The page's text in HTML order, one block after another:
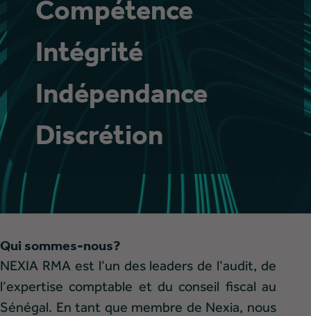
Construisons et
progressons
ensemble
Qui sommes-nous?
NEXIA RMA est l’un des leaders de l’audit, de
l’expertise comptable et du conseil fiscal au
Sénégal. En tant que membre de Nexia, nous